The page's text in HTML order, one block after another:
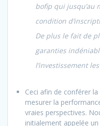
bofip qui jusqu’au
condition
De plus le fait de
garanties
l’investissement
Ceci afin de conférer
mesurer la
vraies perspectives.
initialement appelée